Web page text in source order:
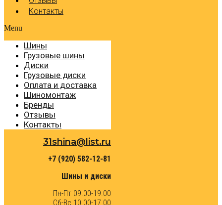
Контакты
Menu
Шины
Грузовые шины
Диски
Грузовые диски
Оплата и доставка
Шиномонтаж
Бренды
Отзывы
Контакты
31shina@list.ru
+7 (920) 582-12-81
Шины и диски
Пн-Пт 09.00-19.00
Сб-Вс 10.00-17.00